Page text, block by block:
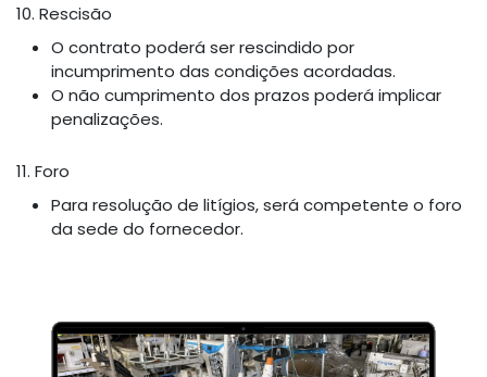
10. Rescisão
O contrato poderá ser rescindido por
incumprimento das condições acordadas.
O não cumprimento dos prazos poderá implicar
penalizações.
11. Foro
Para resolução de litígios, será competente o foro
da sede do fornecedor.